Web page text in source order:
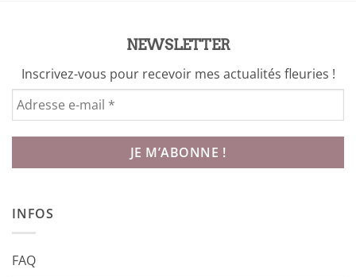
NEWSLETTER
Inscrivez-vous pour recevoir mes actualités fleuries !
INFOS
FAQ